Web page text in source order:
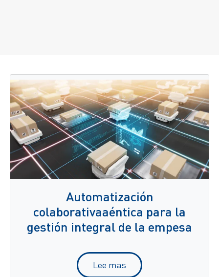
Automatización
colaborativaaéntica para la
gestión integral de la empesa
Lee mas